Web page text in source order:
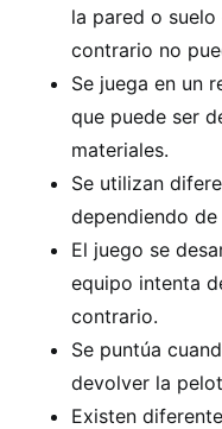
la pared o
contrario no
Se juega en un
que puede ser
materiales.
Se utilizan
dependiendo
El juego se
equipo intenta
contrario.
Se puntúa
devolver la
Existen